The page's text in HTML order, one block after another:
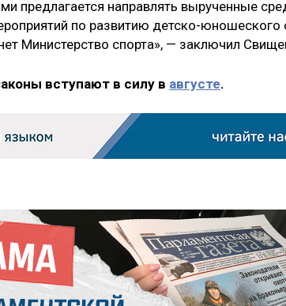
предлагается направлять вырученные
по развитию детско-юношеского
Министерство спорта», — заключил
вступают в силу в августе.